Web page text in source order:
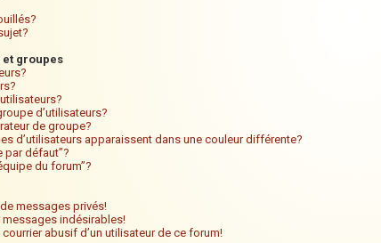
et groupes
d’utilisateurs?
de groupe?
d’utilisateurs apparaissent dans une couleur différente?
par défaut”?
du forum”?
messages privés!
indésirables!
courrier abusif d’un utilisateur de ce forum!